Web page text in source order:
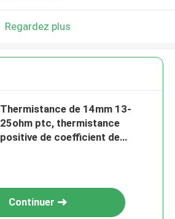
Regardez plus
Thermistance de 14mm 13-
25ohm ptc, thermistance
positive de coefficient de
Continuer